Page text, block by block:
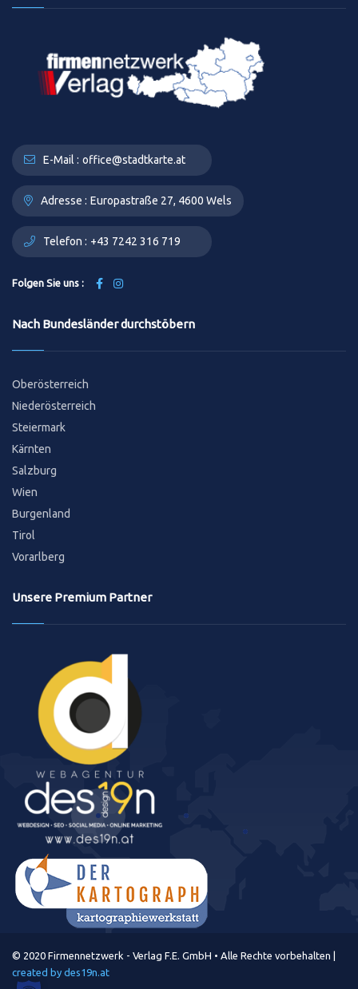
E-Mail : office@stadtkarte.at
Adresse : Europastraße 27, 4600 Wels
Telefon : +43 7242 316 719
Folgen Sie uns :
Nach Bundesländer durchstöbern
Oberösterreich
Niederösterreich
Steiermark
Kärnten
Salzburg
Wien
Burgenland
Tirol
Vorarlberg
Unsere Premium Partner
© 2020 Firmennetzwerk - Verlag F.E. GmbH • Alle Rechte vorbehalten |
created by des19n.at